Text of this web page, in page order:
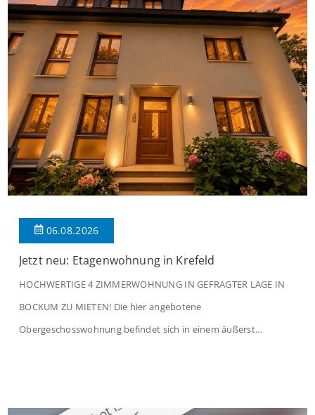
06.08.2026
Jetzt neu: Etagenwohnung in Krefeld
HOCHWERTIGE 4 ZIMMERWOHNUNG IN GEFRAGTER LAGE IN
BOCKUM ZU MIETEN! Die hier angebotene
Obergeschosswohnung befindet sich in einem äußerst